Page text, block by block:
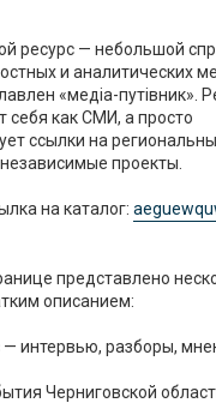
ресурс — небольшой
и аналитических
«медіа-путівник».
себя как СМИ, а просто
ссылки на
проекты.
на каталог:
представлено
описанием:
— интервью, разборы,
Черниговской